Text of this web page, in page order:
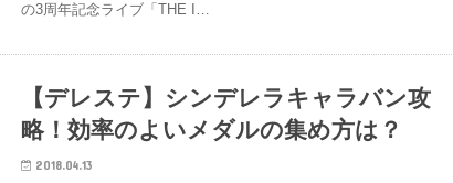
の3周年記念ライブ「THE I…
【デレステ】シンデレラキャラバン攻
略！効率のよいメダルの集め方は？
2018.04.13